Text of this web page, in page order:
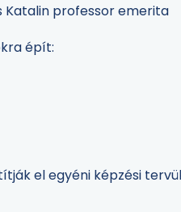
Katalin professor emerita
épít:
el egyéni képzési